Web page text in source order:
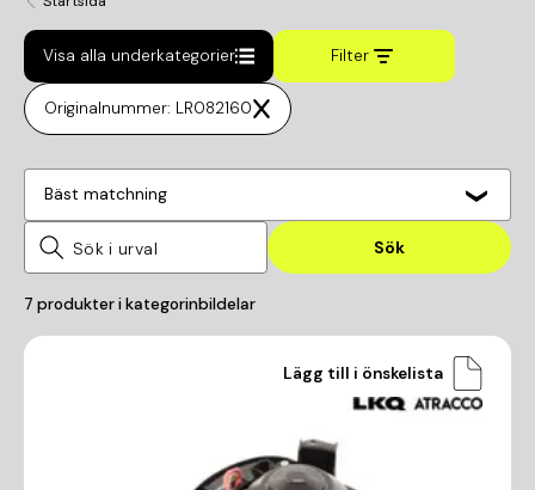
Visa alla underkategorier Filter
Originalnummer: LR082160
Bäst matchning
Sök
7 produkter i kategorinbildelar
Lägg till i önskelista